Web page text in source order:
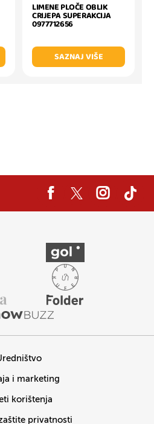
LIMENE PLOČE OBLIK
CRIJEPA SUPERAKCIJA
0977712656
SAZNAJ VIŠE
i marketing
korištenja
privatnosti